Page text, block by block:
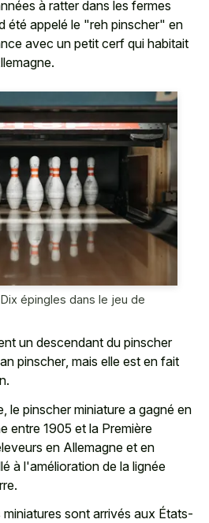
à ratter dans les fermes
été appelé le "reh pinscher" en
avec un petit cerf qui habitait
Dix épingles dans le jeu de
un descendant du pinscher
pinscher, mais elle est en fait
le pinscher miniature a gagné en
entre 1905 et la Première
en Allemagne et en
à l'amélioration de la lignée
miniatures sont arrivés aux États-